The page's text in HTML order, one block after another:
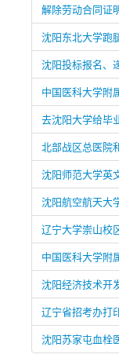
解除劳动合同证
沈阳东北大学跑
沈阳投标报名、
中国医科大学附
去沈阳大学给毕
北部战区总医院
沈阳师范大学英
沈阳航空航天大
辽宁大学崇山校
中国医科大学附
沈阳经济技术开
辽宁省招考办打
沈阳苏家屯血栓